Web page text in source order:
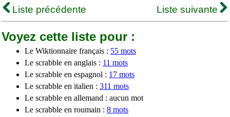
Liste précédente
Liste suivante
Voyez cette liste pour :
Le Wiktionnaire français : 55 mots
Le scrabble en anglais : 11 mots
Le scrabble en espagnol : 17 mots
Le scrabble en italien : 311 mots
Le scrabble en allemand : aucun mot
Le scrabble en roumain : 8 mots